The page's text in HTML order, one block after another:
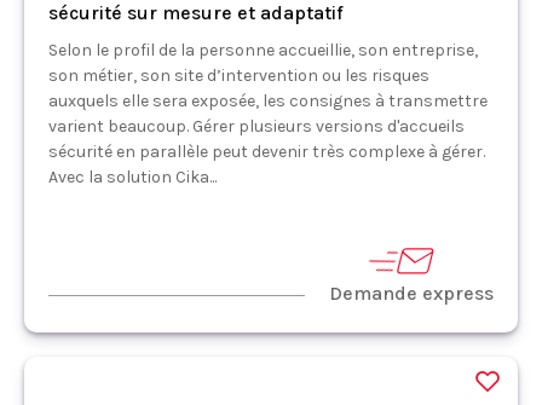
sécurité sur mesure et adaptatif
Selon le profil de la personne accueillie, son entreprise,
son métier, son site d’intervention ou les risques
auxquels elle sera exposée, les consignes à transmettre
varient beaucoup. Gérer plusieurs versions d'accueils
sécurité en parallèle peut devenir très complexe à gérer.
Avec la solution Cika...
Demande express